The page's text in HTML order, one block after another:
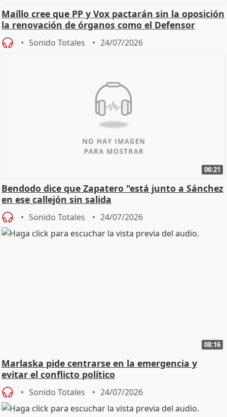
Maíllo cree que PP y Vox pactarán sin la oposición
la renovación de órganos como el Defensor
Sonido Totales 24/07/2026
06:21
Bendodo dice que Zapatero "está junto a Sánchez
en ese callejón sin salida
Sonido Totales 24/07/2026
08:16
Marlaska pide centrarse en la emergencia y
evitar el conflicto político
Sonido Totales 24/07/2026